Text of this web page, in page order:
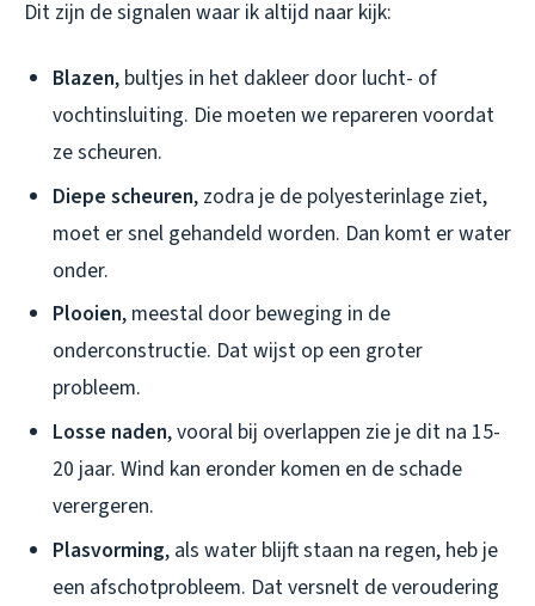
Dit zijn de signalen waar ik altijd naar kijk:
Blazen, bultjes in het dakleer door lucht- of
vochtinsluiting. Die moeten we repareren voordat
ze scheuren.
Diepe scheuren, zodra je de polyesterinlage ziet,
moet er snel gehandeld worden. Dan komt er water
onder.
Plooien, meestal door beweging in de
onderconstructie. Dat wijst op een groter
probleem.
Losse naden, vooral bij overlappen zie je dit na 15-
20 jaar. Wind kan eronder komen en de schade
verergeren.
Plasvorming, als water blijft staan na regen, heb je
een afschotprobleem. Dat versnelt de veroudering